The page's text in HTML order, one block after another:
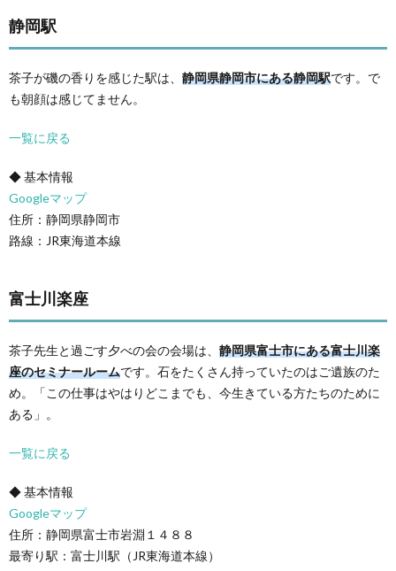
静岡駅
茶子が磯の香りを感じた駅は、 静岡県静岡市にある静岡駅です。で
も朝顔は感じてません。
一覧に戻る
◆ 基本情報
Googleマップ
住所：静岡県静岡市
路線：JR東海道本線
富士川楽座
茶子先生と過ごす夕べの会の会場は、 静岡県富士市にある富士川楽
座のセミナールームです。石をたくさん持っていたのはご遺族のた
め。「この仕事はやはりどこまでも、今生きている方たちのために
ある」。
一覧に戻る
◆ 基本情報
Googleマップ
住所：静岡県富士市岩淵１４８８
最寄り駅：富士川駅（JR東海道本線）